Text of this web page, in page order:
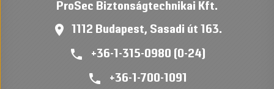
ProSec Biztonságtechnikai Kft.
place 1112 Budapest, Sasadi út 163.
phone +36-1-315-0980 (0-24)
phone +36-1-700-1091